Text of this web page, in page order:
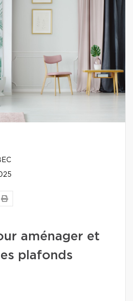
aménager et
plafonds